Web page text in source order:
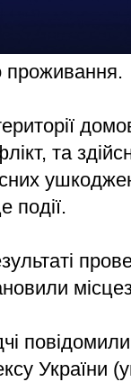
проживання.
та
події.
України